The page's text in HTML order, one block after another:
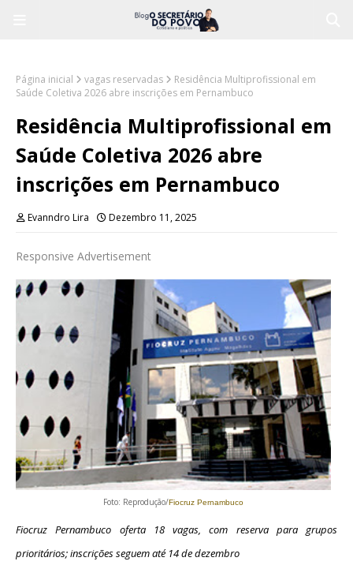
Página inicial vagas reservadas
Residência Multiprofissional em
Saúde Coletiva 2026 abre inscrições em Pernambuco
Residência Multiprofissional em
Saúde Coletiva 2026 abre
inscrições em Pernambuco
Evanndro Lira Dezembro 11, 2025
Responsive Advertisement
Foto: Reprodução/Fiocruz Pernambuco
Fiocruz Pernambuco oferta 18 vagas, com reserva para grupos
prioritários; inscrições seguem até 14 de dezembro